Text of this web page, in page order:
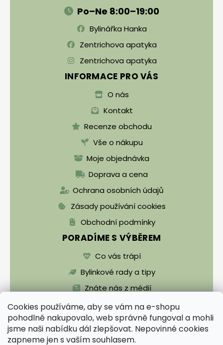
Cookies používáme, aby se vám na e-shopu
pohodlně nakupovalo, web správně fungoval a mohli
jsme naši nabídku dál zlepšovat. Nepovinné cookies
zapneme jen s vaším souhlasem.
Po–Ne 8:00–19:00
Bylinářka Hanka
Zentrichova apatyka
Zentrichova apatyka
INFORMACE PRO VÁS
O nás
Kontakt
Recenze obchodu
Vše o nákupu
Moje objednávka
Doprava a cena
Ochrana osobních údajů
Zásady používání cookies
Obchodní podmínky
PORADÍME S VÝBĚREM
Co vás trápí
Bylinkové rady a tipy
Znáte nás z médií